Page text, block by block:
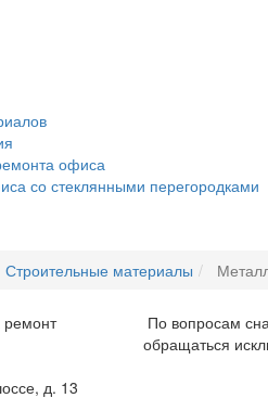
офиса
со стеклянными перегородками
Строительные материалы
ремонт
По вопросам
обращаться
д. 13